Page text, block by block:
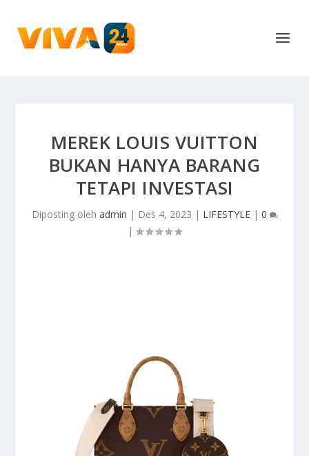
MEREK LOUIS VUITTON
BUKAN HANYA BARANG
TETAPI INVESTASI
Diposting oleh admin | Des 4, 2023 | LIFESTYLE| 0
|